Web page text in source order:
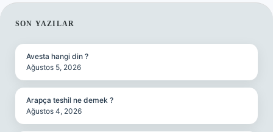
SIDEBAR
SON YAZILAR
Avesta hangi din ?
Ağustos 5, 2026
Arapça teshil ne demek ?
Ağustos 4, 2026